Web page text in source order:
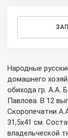
Народные
домашнего
обихода гр. А.А.
Павлова. В 12
Скоропечатни
31,5х41 см.
владельческой